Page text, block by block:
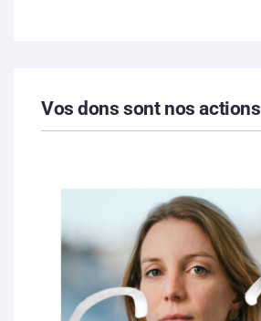
Vos dons sont nos actions